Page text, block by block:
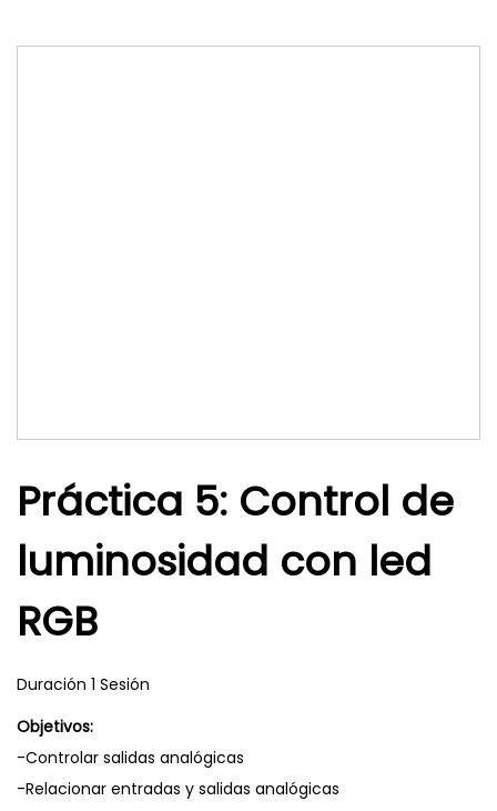
Práctica 5: Control de
luminosidad con led
RGB
Duración 1 Sesión
Objetivos:
-Controlar salidas analógicas
-Relacionar entradas y salidas analógicas